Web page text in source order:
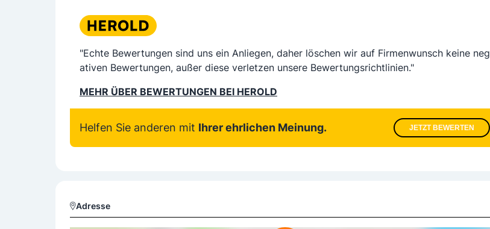
"Echte Bewertungen sind uns ein Anliegen, daher löschen wir auf Firmenwunsch keine neg
ativen Bewertungen, außer diese verletzen unsere Bewertungsrichtlinien."
MEHR ÜBER BEWERTUNGEN BEI HEROLD
Helfen Sie anderen mit Ihrer ehrlichen Meinung. JETZT BEWERTEN
Adresse